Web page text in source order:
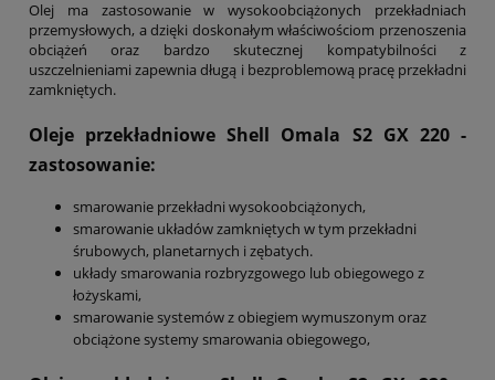
Olej ma zastosowanie w wysokoobciążonych przekładniach
przemysłowych, a dzięki doskonałym właściwościom przenoszenia
obciążeń oraz bardzo skutecznej kompatybilności z
uszczelnieniami zapewnia długą i bezproblemową pracę przekładni
zamkniętych.
Oleje przekładniowe Shell Omala S2 GX 220 -
zastosowanie:
smarowanie przekładni wysokoobciążonych,
smarowanie układów zamkniętych w tym przekładni
śrubowych, planetarnych i zębatych.
układy smarowania rozbryzgowego lub obiegowego z
łożyskami,
smarowanie systemów z obiegiem wymuszonym oraz
obciążone systemy smarowania obiegowego,